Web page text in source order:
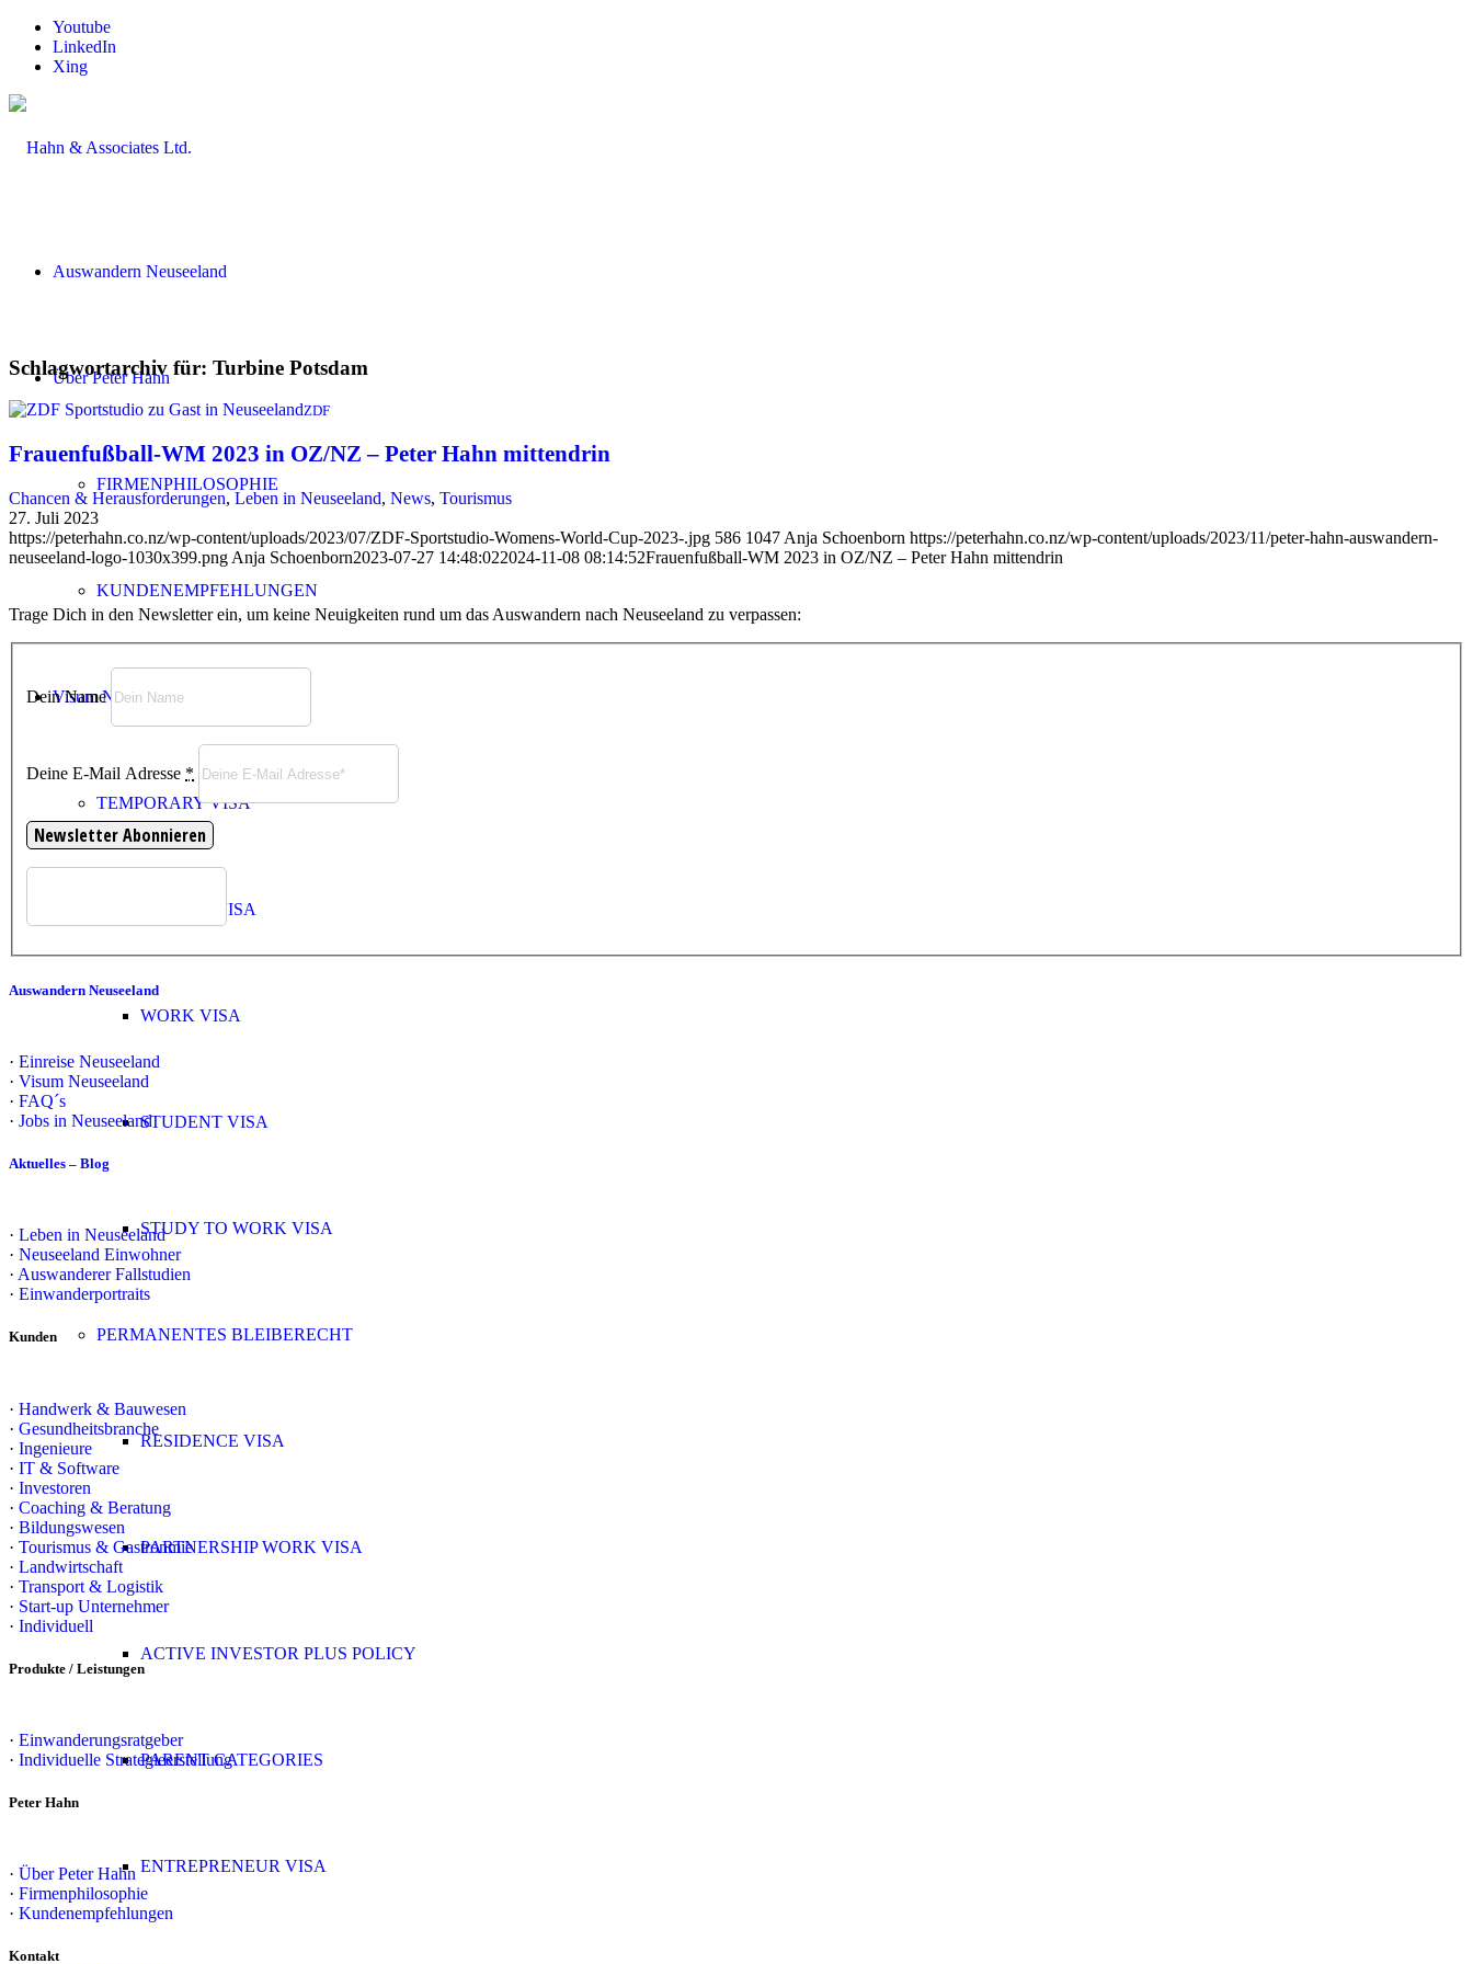
Youtube
LinkedIn
Xing
Auswandern Neuseeland
Über Peter Hahn
FIRMENPHILOSOPHIE
KUNDENEMPFEHLUNGEN
Visum Neuseeland
TEMPORARY VISA
VISITOR VISA
WORK VISA
STUDENT VISA
STUDY TO WORK VISA
PERMANENTES BLEIBERECHT
RESIDENCE VISA
PARTNERSHIP WORK VISA
ACTIVE INVESTOR PLUS POLICY
PARENT CATEGORIES
ENTREPRENEUR VISA
Schlagwortarchiv für: Turbine Potsdam
ZDF
Frauenfußball-WM 2023 in OZ/NZ – Peter Hahn mittendrin
Chancen & Herausforderungen, Leben in Neuseeland, News, Tourismus
27. Juli 2023
https://peterhahn.co.nz/wp-content/uploads/2023/07/ZDF-Sportstudio-Womens-World-Cup-2023-.jpg 586 1047 Anja Schoenborn https://peterhahn.co.nz/wp-content/uploads/2023/11/peter-hahn-auswandern-
neuseeland-logo-1030x399.png Anja Schoenborn2023-07-27 14:48:022024-11-08 08:14:52Frauenfußball-WM 2023 in OZ/NZ – Peter Hahn mittendrin
Trage Dich in den Newsletter ein, um keine Neuigkeiten rund um das Auswandern nach Neuseeland zu verpassen:
Dein Name
Deine E-Mail Adresse *
Auswandern Neuseeland
· Einreise Neuseeland
· Visum Neuseeland
· FAQ´s
· Jobs in Neuseeland
Aktuelles – Blog
· Leben in Neuseeland
· Neuseeland Einwohner
· Auswanderer Fallstudien
· Einwanderportraits
Kunden
· Handwerk & Bauwesen
· Gesundheitsbranche
· Ingenieure
· IT & Software
· Investoren
· Coaching & Beratung
· Bildungswesen
· Tourismus & Gastronmie
· Landwirtschaft
· Transport & Logistik
· Start-up Unternehmer
· Individuell
Produkte / Leistungen
· Einwanderungsratgeber
· Individuelle Strategieerstellung
Peter Hahn
· Über Peter Hahn
· Firmenphilosophie
· Kundenempfehlungen
Kontakt